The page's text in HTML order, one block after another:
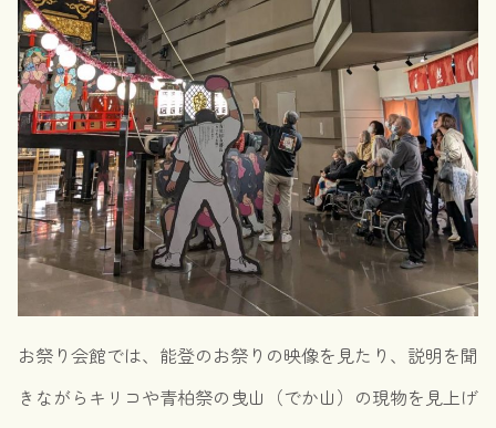
お祭り会館では、能登のお祭りの映像を見たり、説明を聞
きながらキリコや青柏祭の曳山（でか山）の現物を見上げ